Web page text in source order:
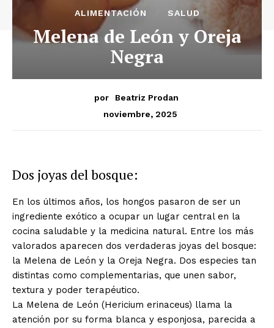
ALIMENTACIÓN SALUD
Melena de León y Oreja
Negra
por
Beatriz Prodan
noviembre, 2025
Dos joyas del bosque:
En los últimos años, los hongos pasaron de ser un
ingrediente exótico a ocupar un lugar central en la
cocina saludable y la medicina natural. Entre los más
valorados aparecen dos verdaderas joyas del bosque:
la Melena de León y la Oreja Negra. Dos especies tan
distintas como complementarias, que unen sabor,
textura y poder terapéutico.
La Melena de León (Hericium erinaceus) llama la
atención por su forma blanca y esponjosa, parecida a